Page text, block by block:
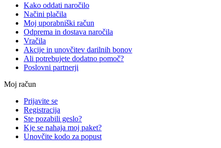
Kako oddati naročilo
Načini plačila
Moj uporabniški račun
Odprema in dostava naročila
Vračila
Akcije in unovčitev darilnih bonov
Ali potrebujete dodatno pomoč?
Poslovni partnerji
Moj račun
Prijavite se
Registracija
Ste pozabili geslo?
Kje se nahaja moj paket?
Unovčite kodo za popust